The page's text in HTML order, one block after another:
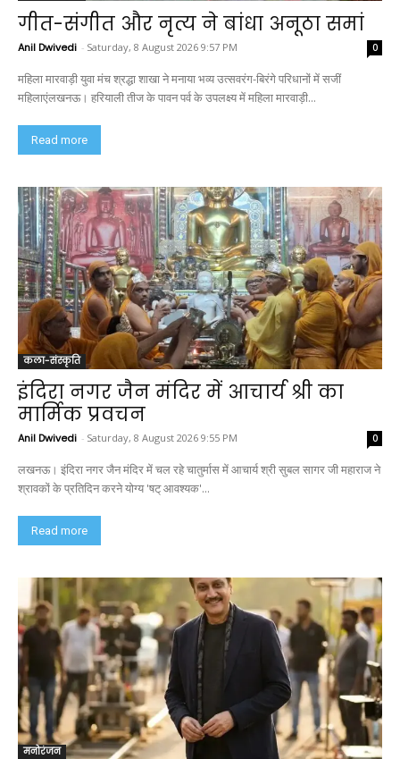
गीत-संगीत और नृत्य ने बांधा अनूठा समां
Anil Dwivedi - Saturday, 8 August 2026 9:57 PM 0
महिला मारवाड़ी युवा मंच श्रद्धा शाखा ने मनाया भव्य उत्सवरंग-बिरंगे परिधानों में सजीं
महिलाएंलखनऊ। हरियाली तीज के पावन पर्व के उपलक्ष्य में महिला मारवाड़ी...
Read more
कला-संस्कृति
इंदिरा नगर जैन मंदिर में आचार्य श्री का
मार्मिक प्रवचन
Anil Dwivedi - Saturday, 8 August 2026 9:55 PM 0
लखनऊ। इंदिरा नगर जैन मंदिर में चल रहे चातुर्मास में आचार्य श्री सुबल सागर जी महाराज ने
श्रावकों के प्रतिदिन करने योग्य 'षट् आवश्यक'...
Read more
मनोरंजन